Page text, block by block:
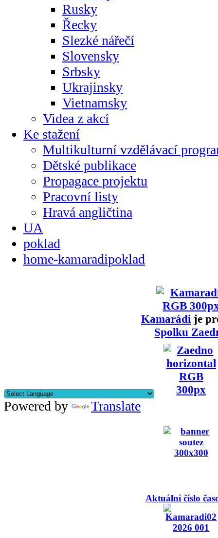
Rusky
Řecky
Slezké nářečí
Slovensky
Srbsky
Ukrajinsky
Vietnamsky
Videa z akcí
Ke stažení
Multikulturní vzdělávací
Dětské publikace
Propagace projektu
Pracovní listy
Hravá angličtina
UA
poklad
home-kamaradipoklad
Kamarádi je
Spolku
Powered by Translate
Aktuální číslo